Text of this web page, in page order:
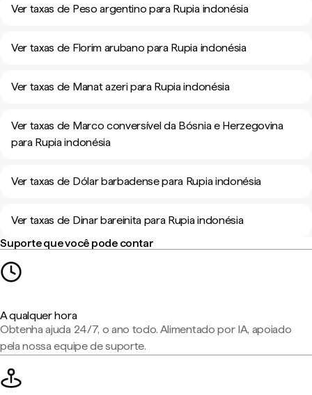
Ver taxas de Peso argentino para Rupia indonésia
Ver taxas de Florim arubano para Rupia indonésia
Ver taxas de Manat azeri para Rupia indonésia
Ver taxas de Marco conversível da Bósnia e Herzegovina
para Rupia indonésia
Ver taxas de Dólar barbadense para Rupia indonésia
Ver taxas de Dinar bareinita para Rupia indonésia
Suporte que você pode contar
A qualquer hora
Obtenha ajuda 24/7, o ano todo. Alimentado por IA, apoiado
pela nossa equipe de suporte.